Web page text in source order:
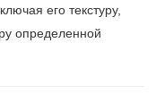
его текстуру,
определенной